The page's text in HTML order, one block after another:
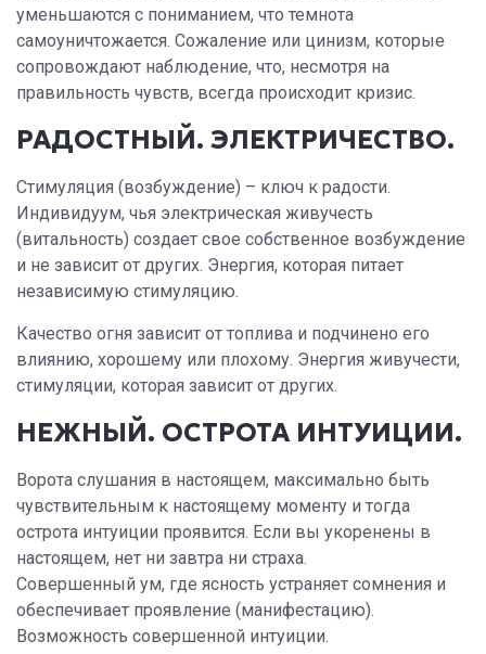
уменьшаются с пониманием, что темнота
самоуничтожается. Сожаление или цинизм, которые
сопровождают наблюдение, что, несмотря на
правильность чувств, всегда происходит кризис.
РАДОСТНЫЙ. ЭЛЕКТРИЧЕСТВО.
Стимуляция (возбуждение) – ключ к радости.
Индивидуум, чья электрическая живучесть
(витальность) создает свое собственное возбуждение
и не зависит от других. Энергия, которая питает
независимую стимуляцию.
Качество огня зависит от топлива и подчинено его
влиянию, хорошему или плохому. Энергия живучести,
стимуляции, которая зависит от других.
НЕЖНЫЙ. ОСТРОТА ИНТУИЦИИ.
Ворота слушания в настоящем, максимально быть
чувствительным к настоящему моменту и тогда
острота интуиции проявится. Если вы укоренены в
настоящем, нет ни завтра ни страха.
Совершенный ум, где ясность устраняет сомнения и
обеспечивает проявление (манифестацию).
Возможность совершенной интуиции.